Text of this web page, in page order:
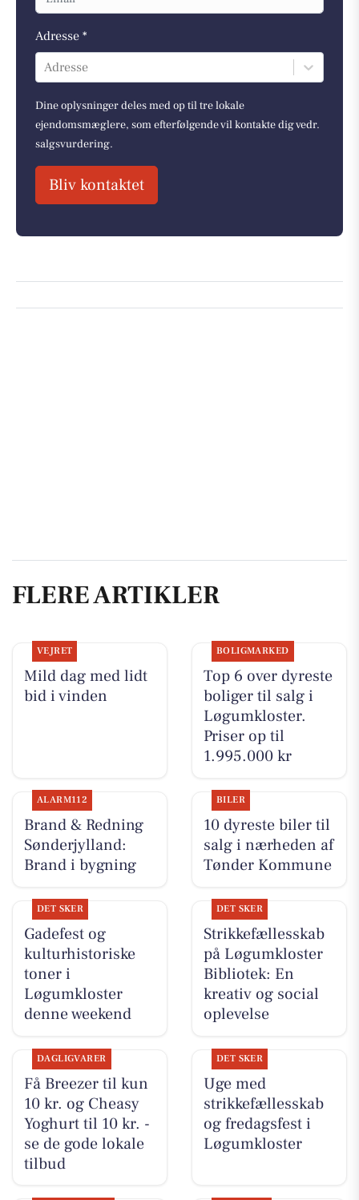
Adresse *
Adresse
Dine oplysninger deles med op til tre lokale
ejendomsmæglere, som efterfølgende vil kontakte dig vedr.
salgsvurdering.
Bliv kontaktet
FLERE ARTIKLER
VEJRET
Mild dag med lidt
bid i vinden
BOLIGMARKED
Top 6 over dyreste
boliger til salg i
Løgumkloster.
Priser op til
1.995.000 kr
ALARM112
Brand & Redning
Sønderjylland:
Brand i bygning
BILER
10 dyreste biler til
salg i nærheden af
Tønder Kommune
DET SKER
Gadefest og
kulturhistoriske
toner i
Løgumkloster
denne weekend
DET SKER
Strikkefællesskab
på Løgumkloster
Bibliotek: En
kreativ og social
oplevelse
DAGLIGVARER
Få Breezer til kun
10 kr. og Cheasy
Yoghurt til 10 kr. -
se de gode lokale
tilbud
DET SKER
Uge med
strikkefællesskab
og fredagsfest i
Løgumkloster